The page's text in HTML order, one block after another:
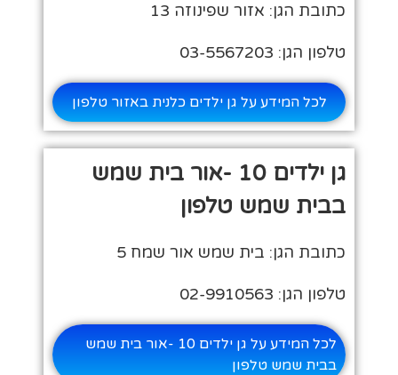
כתובת הגן: אזור שפינוזה 13
טלפון הגן: 03-5567203
לכל המידע על גן ילדים כלנית באזור טלפון
גן ילדים 10 -אור בית שמש
בבית שמש טלפון
כתובת הגן: בית שמש אור שמח 5
טלפון הגן: 02-9910563
לכל המידע על גן ילדים 10 -אור בית שמש
בבית שמש טלפון